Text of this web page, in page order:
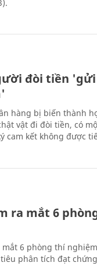
đòi tiền 'gửi
hàng bị biến thành
vật đi đòi tiền, có
cam kết không được
ra mắt 6
mắt 6 phòng thí nghiệm
phân tích đạt chứng